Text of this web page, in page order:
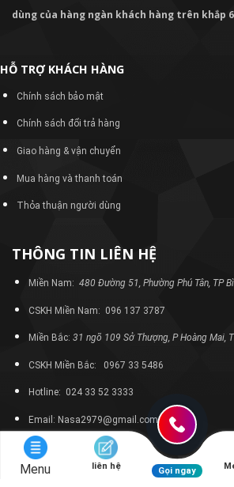
dùng của hàng ngàn khách hàng trên khắp
HỖ TRỢ KHÁCH HÀNG
Chính sách bảo mật
Chính sách đổi trả hàng
Giao hàng & vận chuyển
Mua hàng và thanh toán
Thỏa thuận người dùng
THÔNG TIN LIÊN HỆ
Miền Nam: 480 Đường 51, Phường Phú Tân, TP
CSKH Miền Nam: 096 137 3787
Miền Bắc: 31 ngõ 109 Sở Thượng, P Hoàng Mai,
CSKH Miền Bắc: 0967 33 5486
Hotline: 024 33 52 3333
Email: Nasa2979@gmail.com
Menu liên hệ Gọi ngay